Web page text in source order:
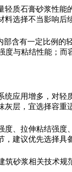
轻质石膏砂浆性能
选择不当影响后
含有一定比例的
度与粘结性能；
统应用增多，对
层，宜选择容重
度、拉伸粘结强
建议优先选择具
筑砂浆相关技术